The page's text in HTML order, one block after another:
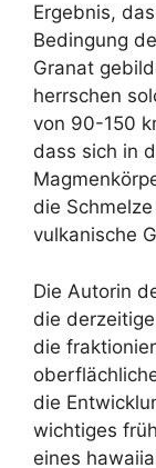
Ergebnis,
Bedingung
Granat
herrschen
von 90-150
dass sich in
die
vulkanische
Die Autorin
die
die
die
wichtiges
eines